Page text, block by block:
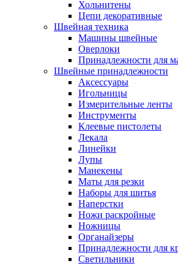
Хольнитены
Цепи декоративные
Швейная техника
Машины швейные
Оверлоки
Принадлежности для
Швейные принадлежности
Аксессуары
Игольницы
Измерительные ленты
Инструменты
Клеевые пистолеты
Лекала
Линейки
Лупы
Манекены
Маты для резки
Наборы для шитья
Наперстки
Ножи раскройные
Ножницы
Органайзеры
Принадлежности для
Светильники